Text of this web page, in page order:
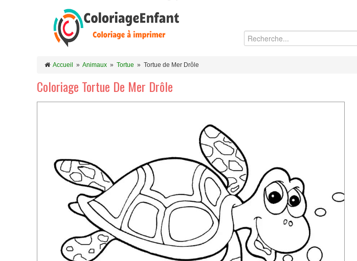
Accueil » Animaux » Tortue » Tortue de Mer Drôle
Coloriage Tortue De Mer Drôle